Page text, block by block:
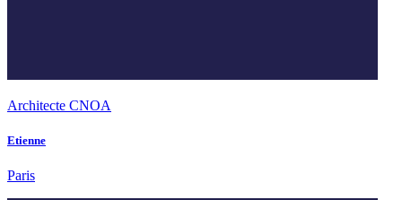
Architecte CNOA
Etienne
Paris